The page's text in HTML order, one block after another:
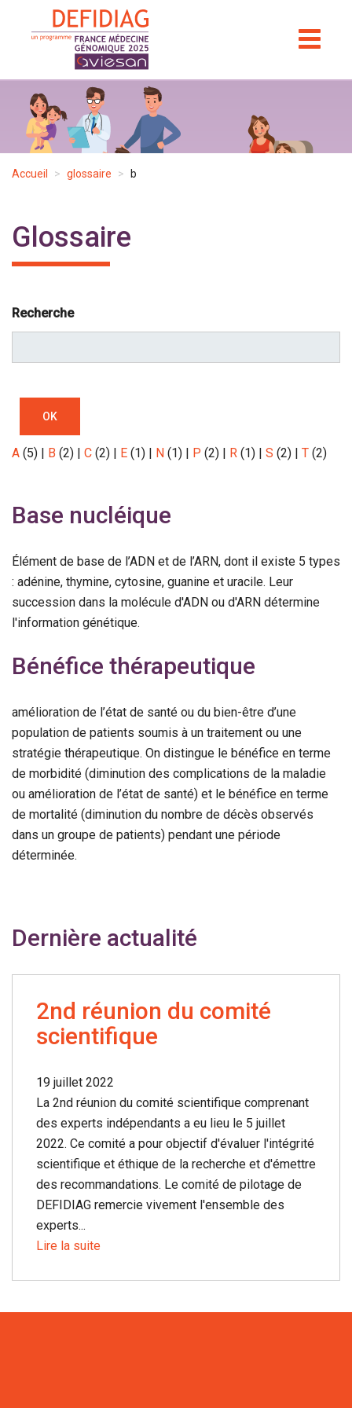
Accueil glossaire b
Glossaire
Recherche
OK
A (5) | B (2) | C (2) | E (1) | N (1) | P (2) | R (1) | S (2) | T (2)
Base nucléique
Élément de base de l’ADN et de l’ARN, dont il existe 5 types
: adénine, thymine, cytosine, guanine et uracile. Leur
succession dans la molécule d'ADN ou d'ARN détermine
l'information génétique.
Bénéfice thérapeutique
amélioration de l’état de santé ou du bien-être d’une
population de patients soumis à un traitement ou une
stratégie thérapeutique. On distingue le bénéfice en terme
de morbidité (diminution des complications de la maladie
ou amélioration de l’état de santé) et le bénéfice en terme
de mortalité (diminution du nombre de décès observés
dans un groupe de patients) pendant une période
déterminée.
Dernière actualité
2nd réunion du comité
scientifique
19 juillet 2022
La 2nd réunion du comité scientifique comprenant
des experts indépendants a eu lieu le 5 juillet
2022. Ce comité a pour objectif d'évaluer l'intégrité
scientifique et éthique de la recherche et d'émettre
des recommandations. Le comité de pilotage de
DEFIDIAG remercie vivement l'ensemble des
experts...
Lire la suite